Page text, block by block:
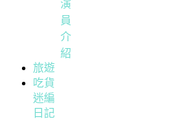
演
員
介
紹
旅遊
吃貨
迷編
日記